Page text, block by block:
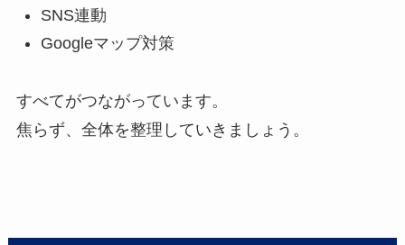
SNS連動
Googleマップ対策
すべてがつながっています。
焦らず、全体を整理していきましょう。